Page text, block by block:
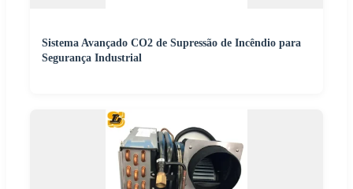
Sistema Avançado CO2 de Supressão de Incêndio para
Segurança Industrial